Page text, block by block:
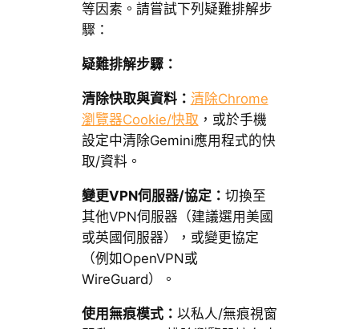
等因素。請嘗試下列疑難排解步
驟：
疑難排解步驟：
清除快取與資料： 清除Chrome
瀏覽器Cookie/快取 ，或於手機
設定中清除Gemini應用程式的快
取/資料。
變更VPN伺服器/協定： 切換至
其他VPN伺服器（建議選用美國
或英國伺服器），或變更協定
（例如OpenVPN或
WireGuard）。
使用無痕模式： 以私人/無痕視窗